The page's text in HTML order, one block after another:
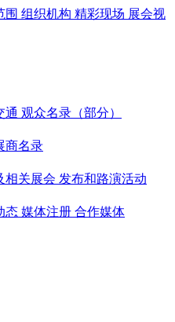
围 组织机构 精彩现场 展会视
通 观众名录（部分）
商名录
相关展会 发布和路演活动
态 媒体注册 合作媒体